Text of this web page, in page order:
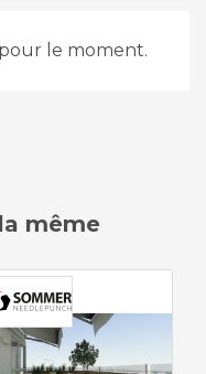
le moment.
même